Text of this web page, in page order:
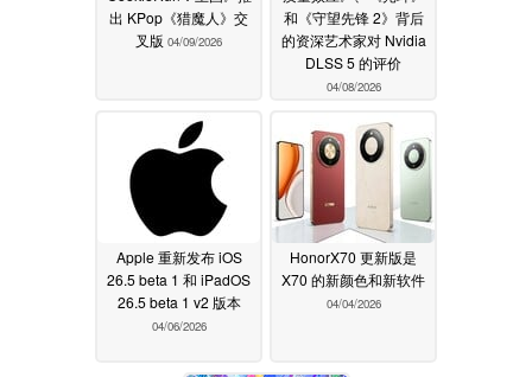
出 KPop《猎魔人》交
叉版 04/09/2026
和《守望先锋 2》背后
的资深艺术家对 Nvidia
DLSS 5 的评价
04/08/2026
Apple 重新发布 iOS
26.5 beta 1 和 iPadOS
26.5 beta 1 v2 版本
04/06/2026
HonorX70 更新版是
X70 的新颜色和新软件
04/04/2026